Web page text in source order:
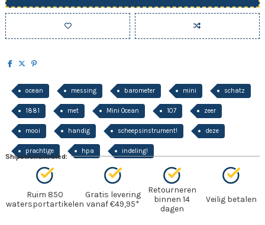
ocean messing barometer mini schatz
1881 met Mini Ocean 107 zeer
mooi handig scheepsinstrument! deze
prachtige hpa indeling!
Shipsworld.nl bied:
Ruim 850
watersportartikelen
Gratis levering
vanaf €49,95*
Retourneren
binnen 14
dagen
Veilig betalen